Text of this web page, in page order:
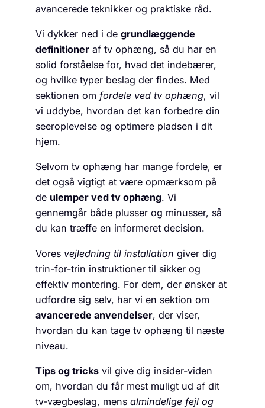
avancerede teknikker og praktiske råd.
Vi dykker ned i de grundlæggende
definitioner af tv ophæng, så du har en
solid forståelse for, hvad det indebærer,
og hvilke typer beslag der findes. Med
sektionen om fordele ved tv ophæng, vil
vi uddybe, hvordan det kan forbedre din
seeroplevelse og optimere pladsen i dit
hjem.
Selvom tv ophæng har mange fordele, er
det også vigtigt at være opmærksom på
de ulemper ved tv ophæng. Vi
gennemgår både plusser og minusser, så
du kan træffe en informeret decision.
Vores vejledning til installation giver dig
trin-for-trin instruktioner til sikker og
effektiv montering. For dem, der ønsker at
udfordre sig selv, har vi en sektion om
avancerede anvendelser, der viser,
hvordan du kan tage tv ophæng til næste
niveau.
Tips og tricks vil give dig insider-viden
om, hvordan du får mest muligt ud af dit
tv-vægbeslag, mens almindelige fejl og